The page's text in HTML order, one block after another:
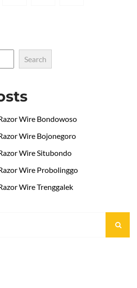
Search
Wire Bondowoso
Wire Bojonegoro
Wire Situbondo
Wire Probolinggo
Wire Trenggalek